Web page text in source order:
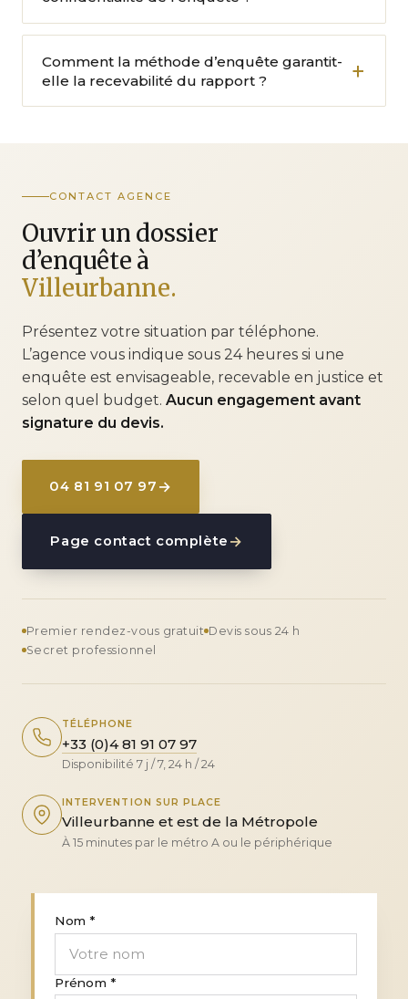
Comment la méthode d’enquête garantit-
elle la recevabilité du rapport ?
CONTACT AGENCE
Ouvrir un dossier
d’enquête à
Villeurbanne.
Présentez votre situation par téléphone.
L’agence vous indique sous 24 heures si une
enquête est envisageable, recevable en justice et
selon quel budget. Aucun engagement avant
signature du devis.
04 81 91 07 97
Page contact complète
Premier rendez-vous gratuit Devis sous 24 h
Secret professionnel
TÉLÉPHONE
+33 (0)4 81 91 07 97
Disponibilité 7 j / 7, 24 h / 24
INTERVENTION SUR PLACE
Villeurbanne et est de la Métropole
À 15 minutes par le métro A ou le périphérique
Nom *
Prénom *